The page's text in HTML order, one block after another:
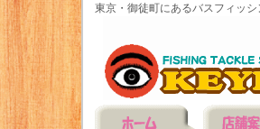
東京・御徒町にあるバスフィッ